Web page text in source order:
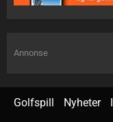
Annonse
Golfspill Nyheter